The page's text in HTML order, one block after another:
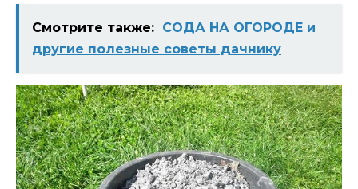
Смотрите также: СОДА НА ОГОРОДЕ и
другие полезные советы дачнику